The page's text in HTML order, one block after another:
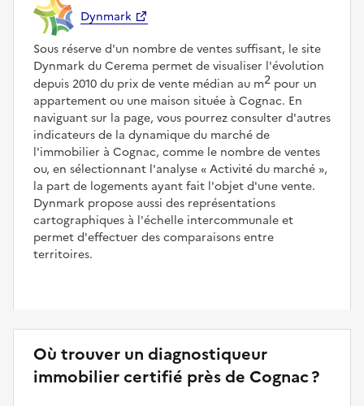
Dynmark
Sous réserve d'un nombre de ventes suffisant, le site
Dynmark du Cerema permet de visualiser l'évolution
depuis 2010 du prix de vente médian au m2 pour un
appartement ou une maison située à Cognac. En
naviguant sur la page, vous pourrez consulter d'autres
indicateurs de la dynamique du marché de
l'immobilier à Cognac, comme le nombre de ventes
ou, en sélectionnant l'analyse
Activité du marché ,
la part de logements ayant fait l'objet d'une vente.
Dynmark propose aussi des représentations
cartographiques à l'échelle intercommunale et
permet d'effectuer des comparaisons entre
territoires.
Où trouver un diagnostiqueur
immobilier certifié près de Cognac ?